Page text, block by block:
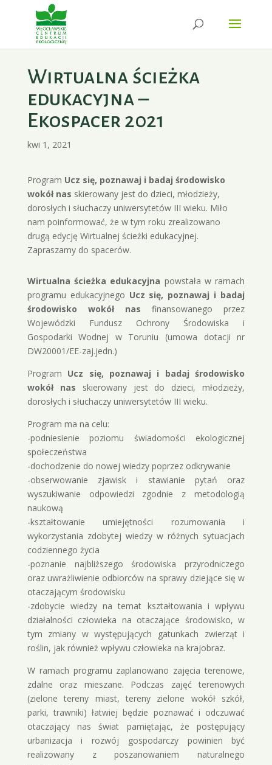
Wirtualna ścieżka
edukacyjna –
Ekospacer 2021
kwi 1, 2021
Program Ucz się, poznawaj i badaj środowisko
wokół nas skierowany jest do dzieci, młodzieży,
dorosłych i słuchaczy uniwersytetów III wieku. Miło
nam poinformować, że w tym roku zrealizowano
drugą edycję Wirtualnej ścieżki edukacyjnej.
Zapraszamy do spacerów.
Wirtualna ścieżka edukacyjna powstała w ramach
programu edukacyjnego Ucz się, poznawaj i badaj
środowisko wokół nas finansowanego przez
Wojewódzki Fundusz Ochrony Środowiska i
Gospodarki Wodnej w Toruniu (umowa dotacji nr
DW20001/EE-zaj.jedn.)
Program Ucz się, poznawaj i badaj środowisko
wokół nas skierowany jest do dzieci, młodzieży,
dorosłych i słuchaczy uniwersytetów III wieku.
Program ma na celu:
-podniesienie poziomu świadomości ekologicznej
społeczeństwa
-dochodzenie do nowej wiedzy poprzez odkrywanie
-obserwowanie zjawisk i stawianie pytań oraz
wyszukiwanie odpowiedzi zgodnie z metodologią
naukową
-kształtowanie umiejętności rozumowania i
wykorzystania zdobytej wiedzy w różnych sytuacjach
codziennego życia
-poznanie najbliższego środowiska przyrodniczego
oraz uwrażliwienie odbiorców na sprawy dziejące się w
otaczającym środowisku
-zdobycie wiedzy na temat kształtowania i wpływu
działalności człowieka na otaczające środowisko, w
tym zmiany w występujących gatunkach zwierząt i
roślin, jak również wpływu człowieka na krajobraz.
W ramach programu zaplanowano zajęcia terenowe,
zdalne oraz mieszane. Podczas zajęć terenowych
(zielone tereny miast, tereny zielone wokół szkół,
parki, trawniki) łatwiej będzie poznawać i odczuwać
otaczający nas świat pamiętając, że postępujący
urbanizacja i rozwój gospodarczy powinien być
realizowany z poszanowaniem naturalnego